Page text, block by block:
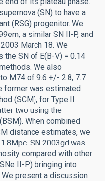
(SN) to have a
(RSG) progenitor. We
a similar SN II-P, and
March 18. We
the SN of E(B-V) = 0.14
We also
M74 of 9.6 +/- 2.8, 7.7
former was estimated
(SCM), for Type II
two using the
When combined
distance estimates, we
SN 2003gd was
compared with other
II-P) bringing into
present a discussion